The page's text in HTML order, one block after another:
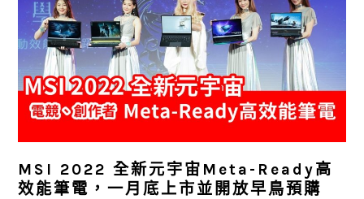
MSI 2022 全新元宇宙Meta-Ready高
效能筆電，一月底上市並開放早鳥預購